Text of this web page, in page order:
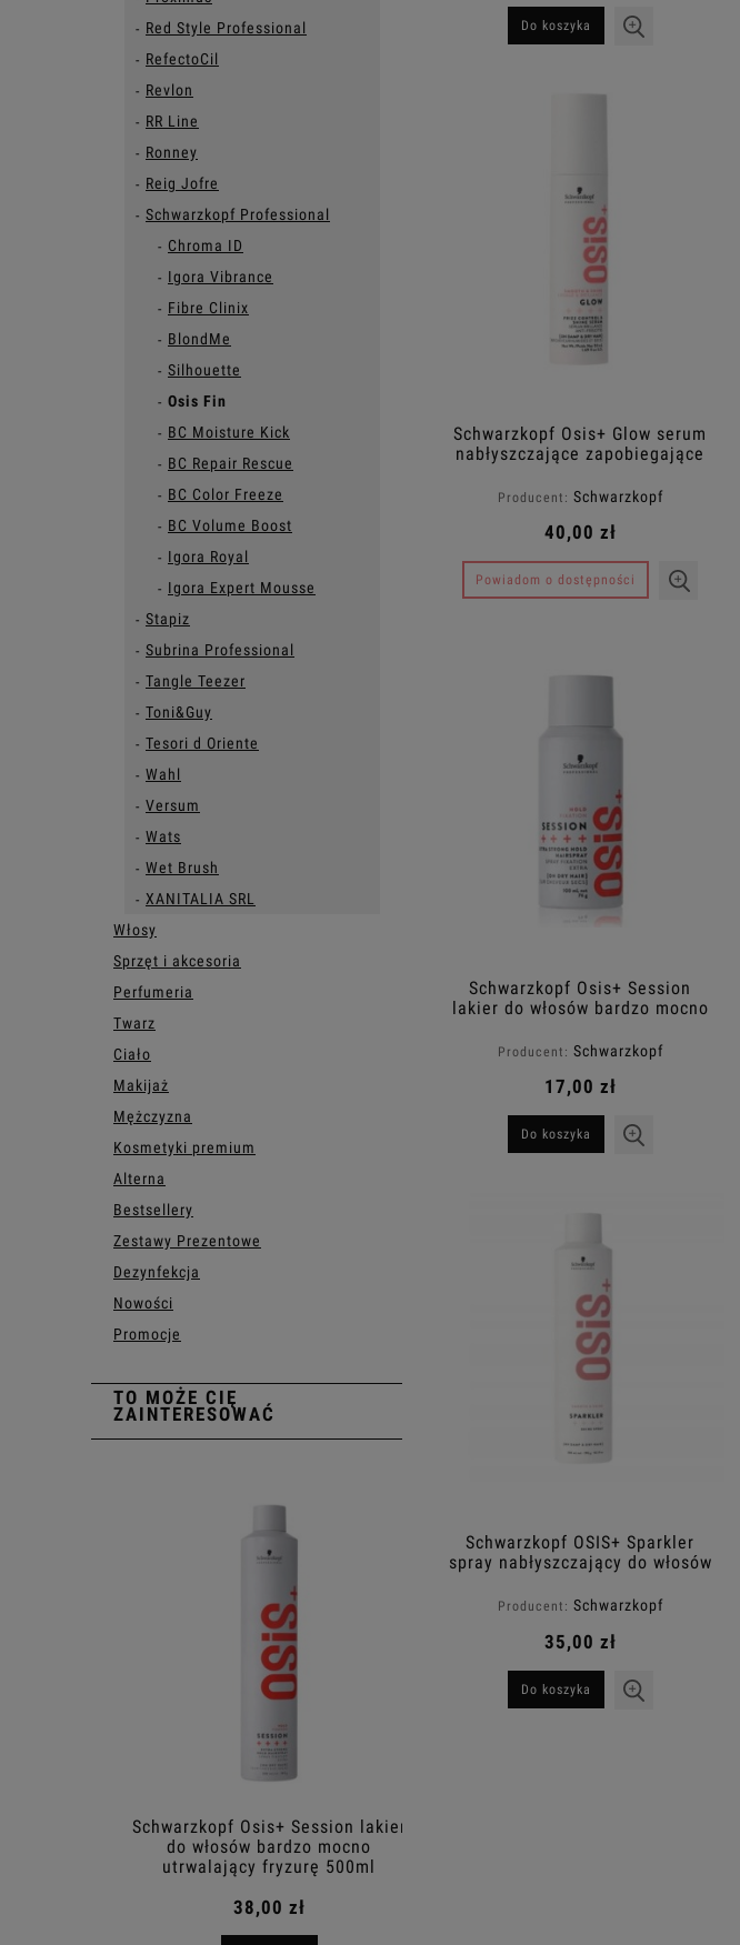
Red Style Professional
RefectoCil
Revlon
RR Line
Ronney
Reig Jofre
Schwarzkopf Professional
Chroma ID
Igora Vibrance
Fibre Clinix
BlondMe
Silhouette
Osis Fin
BC Moisture Kick
BC Repair Rescue
BC Color Freeze
BC Volume Boost
Igora Royal
Igora Expert Mousse
Stapiz
Subrina Professional
Tangle Teezer
Toni&Guy
Tesori d Oriente
Wahl
Versum
Wats
Wet Brush
XANITALIA SRL
Włosy
Sprzęt i akcesoria
Perfumeria
Twarz
Ciało
Makijaż
Mężczyzna
Kosmetyki premium
Alterna
Bestsellery
Zestawy Prezentowe
Dezynfekcja
Nowości
Promocje
TO MOŻE CIĘ
ZAINTERESOWAĆ
Schwarzkopf Osis+ Session lakier
do włosów bardzo mocno
utrwalający fryzurę 500ml
38,00 zł
Do koszyka
Schwarzkopf Osis+ Glow serum
nabłyszczające zapobiegające
Producent: Schwarzkopf
40,00 zł
Powiadom o dostępności
Schwarzkopf Osis+ Session
lakier do włosów bardzo mocno
Producent: Schwarzkopf
17,00 zł
Do koszyka
Schwarzkopf OSIS+ Sparkler
spray nabłyszczający do włosów
Producent: Schwarzkopf
35,00 zł
Do koszyka